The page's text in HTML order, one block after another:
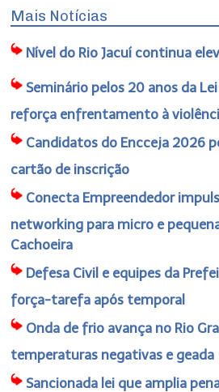
Mais Notícias
Nível do Rio Jacuí continua
Seminário pelos 20 anos da
reforça enfrentamento à
Candidatos do Encceja 2026
cartão de inscrição
Conecta Empreendedor
networking para micro e
Cachoeira
Defesa Civil e equipes da
força-tarefa após temporal
Onda de frio avança no Rio
temperaturas negativas e geada
Sancionada lei que amplia